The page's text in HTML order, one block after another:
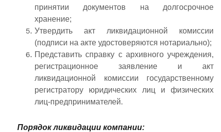
принятии документов на долгосрочное
хранение;
Утвердить акт ликвидационной комиссии
(подписи на акте удостоверяются нотариально);
Представить справку с архивного учреждения,
регистрационное заявление и акт
ликвидационной комиссии государственному
регистратору юридических лиц и физических
лиц-предпринимателей.
Порядок ликвидации компании: